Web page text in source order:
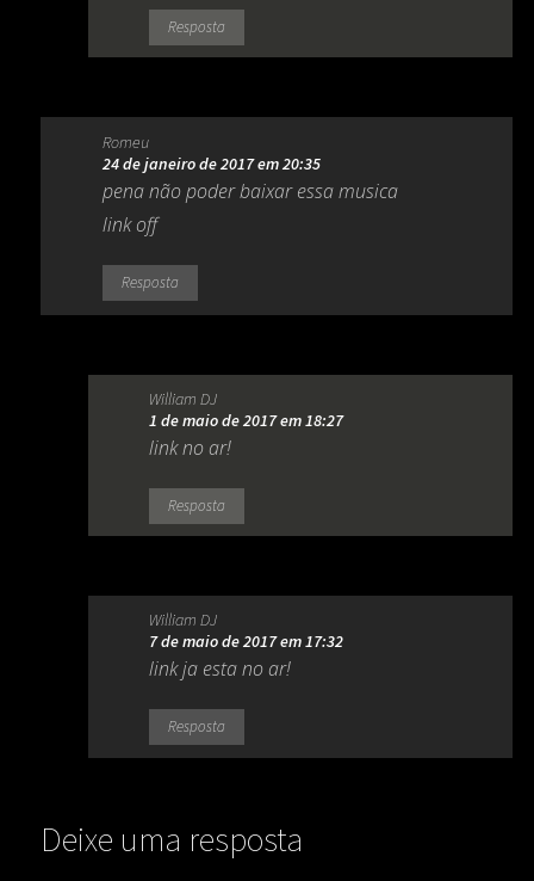
Resposta
Romeu
24 de janeiro de 2017 em 20:35
pena não poder baixar essa musica
link off
Resposta
William DJ
1 de maio de 2017 em 18:27
link no ar!
Resposta
William DJ
7 de maio de 2017 em 17:32
link ja esta no ar!
Resposta
Deixe uma resposta